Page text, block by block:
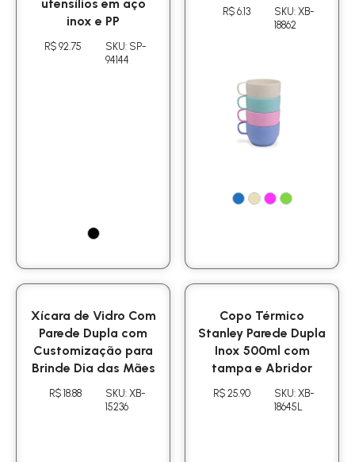
utensílios em aço
inox e PP
R$ 92.75
SKU: SP-
94144
R$ 6.13
SKU: XB-
18862
Xícara de Vidro Com
Parede Dupla com
Customização para
Brinde Dia das Mães
R$ 18.88
SKU: XB-
15236
Copo Térmico
Stanley Parede Dupla
Inox 500ml com
tampa e Abridor
R$ 25.90
SKU: XB-
18645L